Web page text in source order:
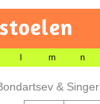
l m n
& Singer